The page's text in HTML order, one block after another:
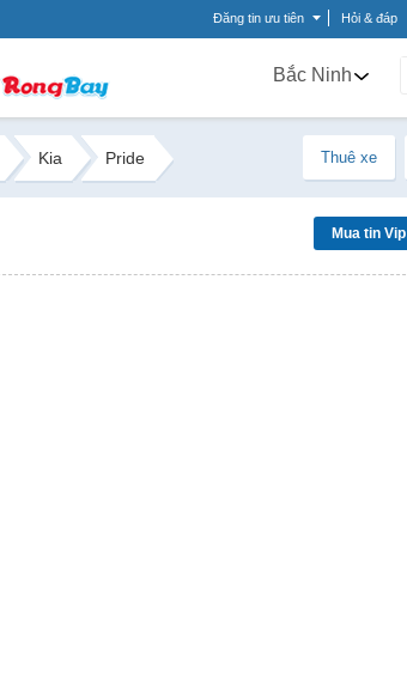
Đăng tin ưu tiên Hỏi & đáp
Bắc Ninh
Kia Pride Thuê xe
Mua tin Vip